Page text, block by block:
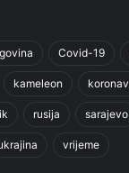
Covid-19
kameleon
rusija sarajevo
vrijeme